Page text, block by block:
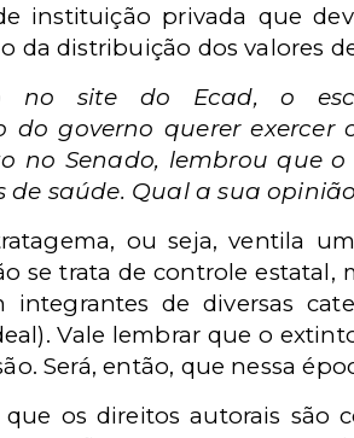
instituição privada que
da distribuição dos valores
no site do Ecad, o
governo querer exercer
no Senado, lembrou que
saúde. Qual a sua
ou seja, ventila
se trata de controle estatal,
integrantes de diversas
Vale lembrar que o
Será, então, que nessa
os direitos autorais são